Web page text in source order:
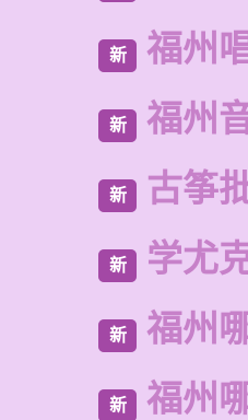
新 福州
新 福州
新 古筝
新 学尤
新 福州
新 福州